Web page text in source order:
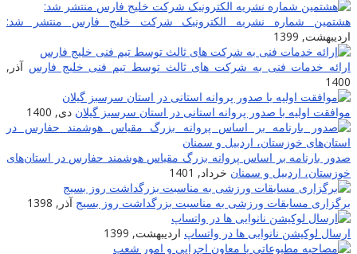
هشتمین شماره نشریه الکترونیک شرکت خلیج فارس منتشر شد:
اردیبهشت, 1399
ارائه خدمات فنی به شرکت های ثالث توسط تیم فنی خلیج فارس آذر,
1400
موافقت اولیه با صدور پروانه استانی در استان سرسبز گیلان دی, 1400
صدور بارنامه بر اساس پروانه بزرگ مقیاس هوشمند حفارس در استان‌های
خوزستان، اردبیل و سمنان خرداد, 1401
برگزاری مسابقات ورزشی به مناسبت بزرگداشت روز بسیج آذر, 1398
ارسال لوکیشن نانوایی ها در واتساپ اردیبهشت, 1399